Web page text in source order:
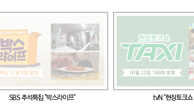
SBS 추석특집 "박스라이프" tvN "현장토크쇼